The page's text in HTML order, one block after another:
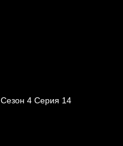
Сезон 4 Серия 14